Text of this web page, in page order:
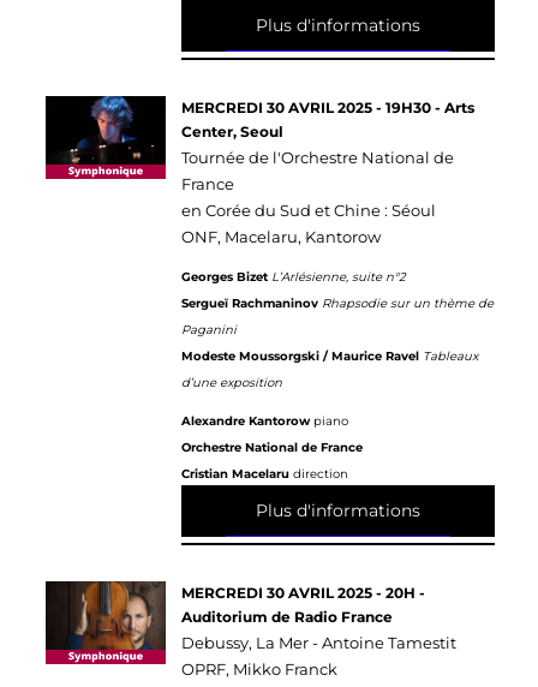
Plus d'informations
MERCREDI 30 AVRIL 2025 - 19H30 - Arts
Center, Seoul
Tournée de l'Orchestre National de
France
en Corée du Sud et Chine : Séoul
ONF, Macelaru, Kantorow
Georges Bizet L’Arlésienne, suite n°2
Sergueï Rachmaninov Rhapsodie sur un thème de
Paganini
Modeste Moussorgski / Maurice Ravel Tableaux
d’une exposition
Alexandre Kantorow piano
Orchestre National de France
Cristian Macelarudirection
Plus d'informations
MERCREDI 30 AVRIL 2025 - 20H -
Auditorium de Radio France
Debussy, La Mer - Antoine Tamestit
OPRF, Mikko Franck